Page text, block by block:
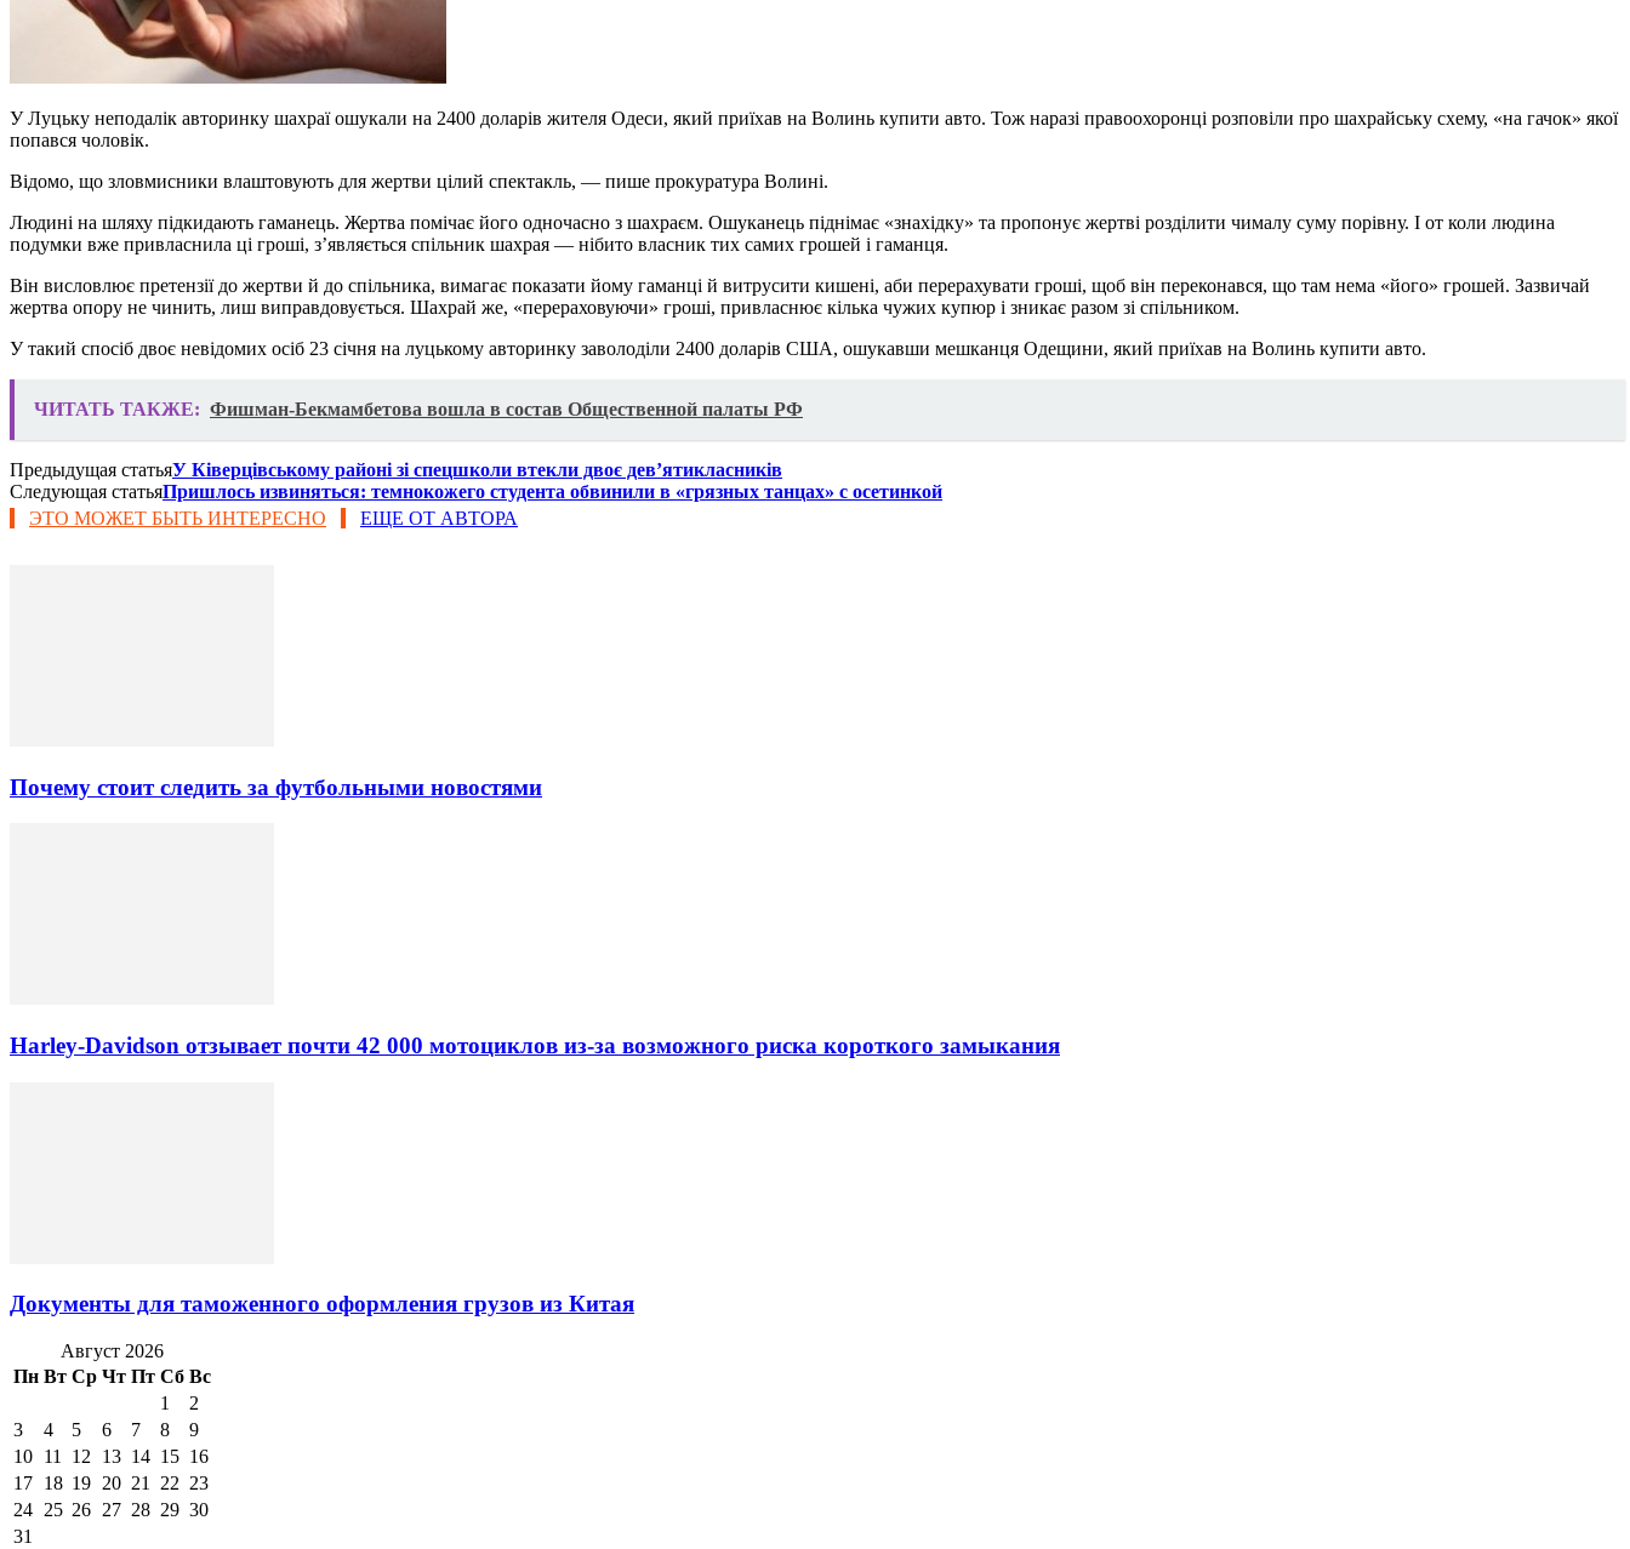
У Луцьку неподалік авторинку шахраї ошукали на 2400 доларів жителя Одеси, який приїхав на Волинь купити авто. Тож наразі правоохоронці розповіли про шахрайську схему, «на гачок» якої
попався чоловік.
Відомо, що зловмисники влаштовують для жертви цілий спектакль, — пише прокуратура Волині.
Людині на шляху підкидають гаманець. Жертва помічає його одночасно з шахраєм. Ошуканець піднімає «знахідку» та пропонує жертві розділити чималу суму порівну. І от коли людина
подумки вже привласнила ці гроші, з’являється спільник шахрая — нібито власник тих самих грошей і гаманця.
Він висловлює претензії до жертви й до спільника, вимагає показати йому гаманці й витрусити кишені, аби перерахувати гроші, щоб він переконався, що там нема «його» грошей. Зазвичай
жертва опору не чинить, лиш виправдовується. Шахрай же, «перераховуючи» гроші, привласнює кілька чужих купюр і зникає разом зі спільником.
У такий спосіб двоє невідомих осіб 23 січня на луцькому авторинку заволоділи 2400 доларів США, ошукавши мешканця Одещини, який приїхав на Волинь купити авто.
ЧИТАТЬ ТАКЖЕ: Фишман-Бекмамбетова вошла в состав Общественной палаты РФ
Предыдущая статьяУ Ківерцівському районі зі спецшколи втекли двоє дев’ятикласників
Следующая статьяПришлось извиняться: темнокожего студента обвинили в «грязных танцах» с осетинкой
ЭТО МОЖЕТ БЫТЬ ИНТЕРЕСНО
ЕЩЕ ОТ АВТОРА
Почему стоит следить за футбольными новостями
Harley-Davidson отзывает почти 42 000 мотоциклов из-за возможного риска короткого замыкания
Документы для таможенного оформления грузов из Китая
Август 2026
Пн Вт Ср Чт Пт Сб Вс
1
2
3
4 5 6 7 8
9
10 11 12 13 14 15 16
17 18 19 20 21 22 23
24 25 26 27 28 29 30
31